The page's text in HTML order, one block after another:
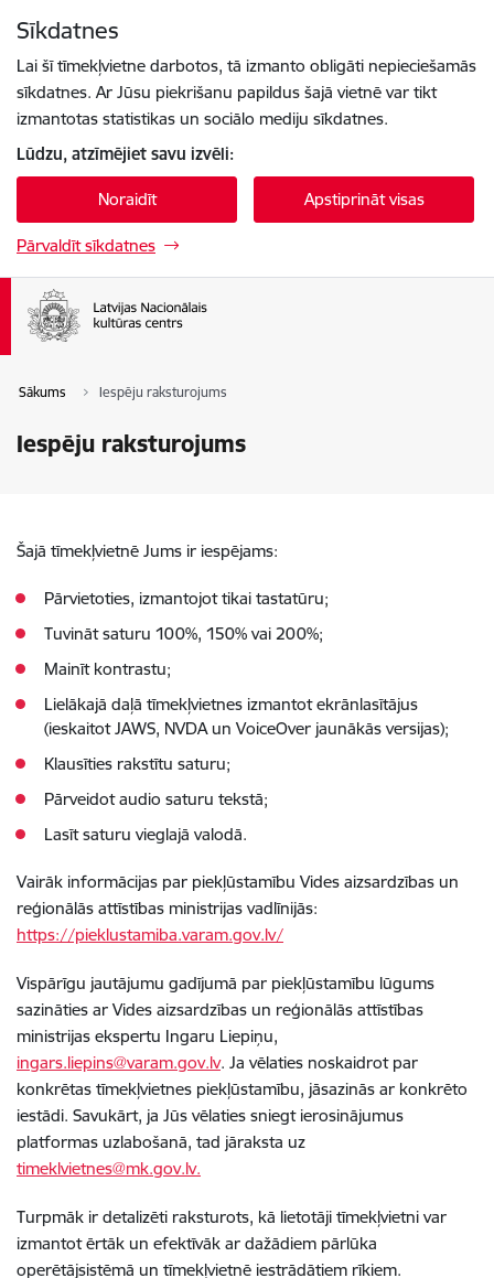
Sīkdatnes
Lai šī tīmekļvietne darbotos, tā izmanto obligāti nepieciešamās
sīkdatnes. Ar Jūsu piekrišanu papildus šajā vietnē var tikt
izmantotas statistikas un sociālo mediju sīkdatnes.
Lūdzu, atzīmējiet savu izvēli:
Noraidīt Apstiprināt visas
Pārvaldīt sīkdatnes
Sākums Iespēju raksturojums
Iespēju raksturojums
Šajā tīmekļvietnē Jums ir iespējams:
Pārvietoties, izmantojot tikai tastatūru;
Tuvināt saturu 100%, 150% vai 200%;
Mainīt kontrastu;
Lielākajā daļā tīmekļvietnes izmantot ekrānlasītājus
(ieskaitot JAWS, NVDA un VoiceOver jaunākās versijas);
Klausīties rakstītu saturu;
Pārveidot audio saturu tekstā;
Lasīt saturu vieglajā valodā.
Vairāk informācijas par piekļūstamību Vides aizsardzības un
reģionālās attīstības ministrijas vadlīnijās:
https://pieklustamiba.varam.gov.lv/
Vispārīgu jautājumu gadījumā par piekļūstamību lūgums
sazināties ar Vides aizsardzības un reģionālās attīstības
ministrijas ekspertu Ingaru Liepiņu,
ingars.liepins@varam.gov.lv. Ja vēlaties noskaidrot par
konkrētas tīmekļvietnes piekļūstamību, jāsazinās ar konkrēto
iestādi. Savukārt, ja Jūs vēlaties sniegt ierosinājumus
platformas uzlabošanā, tad jāraksta uz
timeklvietnes@mk.gov.lv.
Turpmāk ir detalizēti raksturots, kā lietotāji tīmekļvietni var
izmantot ērtāk un efektīvāk ar dažādiem pārlūka
operētājsistēmā un tīmekļvietnē iestrādātiem rīkiem.